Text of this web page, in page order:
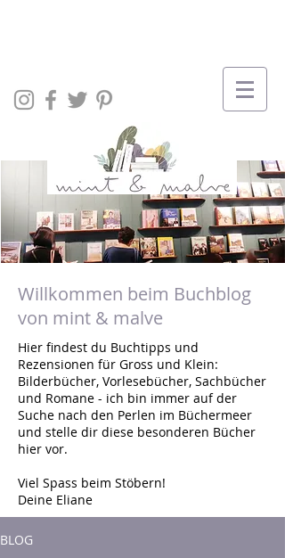
Willkommen beim Buchblog
von mint & malve
Hier findest du Buchtipps und
Rezensionen für Gross und Klein:
Bilderbücher, Vorlesebücher, Sachbücher
und Romane - ich bin immer auf der
Suche nach den Perlen im Büchermeer
und stelle dir diese besonderen Bücher
hier vor.
Viel Spass beim Stöbern!
Deine Eliane
BLOG